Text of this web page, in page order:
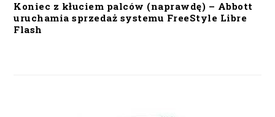
Koniec z kłuciem palców (naprawdę) – Abbott
uruchamia sprzedaż systemu FreeStyle Libre
Flash